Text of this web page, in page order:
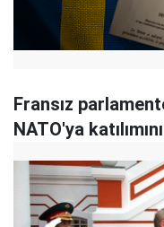
Fransız
NATO'ya